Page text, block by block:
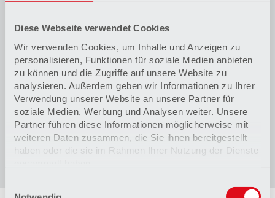
Diese Webseite verwendet Cookies
Wir verwenden Cookies, um Inhalte und Anzeigen zu
personalisieren, Funktionen für soziale Medien anbieten
zu können und die Zugriffe auf unsere Website zu
analysieren. Außerdem geben wir Informationen zu Ihrer
Verwendung unserer Website an unsere Partner für
soziale Medien, Werbung und Analysen weiter. Unsere
Partner führen diese Informationen möglicherweise mit
weiteren Daten zusammen, die Sie ihnen bereitgestellt
haben oder die sie im Rahmen Ihrer Nutzung der Dienste
Hochschule Hannover
1997 Anerkennung der Fachkunde
Laboruntersuchungen in Verbindung mit der
Gebietsbezeichnung Anästhesiologie
Anerkennung der Zusatzbezeichnung
Bluttransfusionswesen
Anerkennung der zusätzlichen Weiterbildung in dem
Gebiet Anästhesiologie in der speziellen
anästhesiologischen Intensivmedizin
Erlangung der Zusatzbezeichnung „Rettungsmedizin“